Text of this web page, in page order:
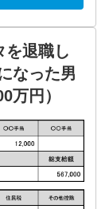
を退職し
なった男
万円）